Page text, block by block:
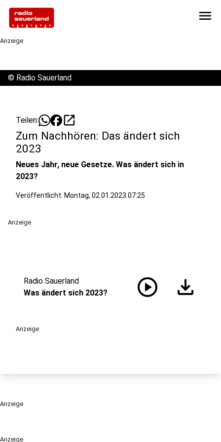
menu
Anzeige
Anzeige
© Radio Sauerland
Teilen: open_in_new
Zum Nachhören: Das ändert sich
2023
Neues Jahr, neue Gesetze. Was ändert sich in
2023?
Veröffentlicht: Montag, 02.01.2023 07:25
Anzeige
Radio Sauerland
Was ändert sich 2023?
play_circle download
Anzeige
Anzeige